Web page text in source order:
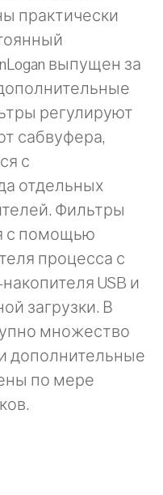
практически
выпущен за
регулируют
сабвуфера,
с
отдельных
Фильтры
с помощью
процесса с
USB и
загрузки. В
множество
дополнительные
по мере